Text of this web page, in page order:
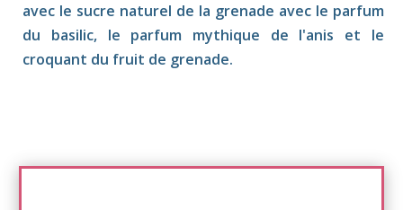
avec le sucre naturel de la grenade avec le parfum
du basilic, le parfum mythique de l'anis et le
croquant du fruit de grenade.